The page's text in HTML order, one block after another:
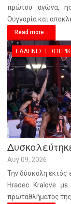
πρώτου αγώνα,
Ουγγαρία και
Read more...
ΈΛΛΗΝΕΣ
Αυγ 09, 2026
Την δύσκολη εκτός
Hradec Kralove
πρωταθλήματος της